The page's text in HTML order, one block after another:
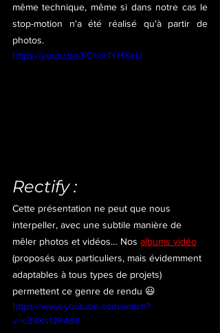
même technique, même si dans notre cas le
stop-motion n'a été réalisé qu'à partir de
photos.
https://youtu.be/K0hor1YHXeU
Rectify :
Cette présentation ne peut que nous
interpeller, avec une subtile manière de
mêler photos et vidéos… Nos albums vidéo
(proposés aux particuliers, mais évidemment
adaptables à tous types de projets)
permettent ce genre de rendu 😃
https://www.youtube.com/watch?
v=c39Xs12F468